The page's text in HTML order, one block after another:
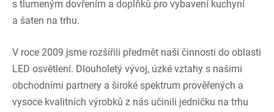
s tlumeným dovřením a doplňků pro vybavení kuchyní
a šaten na trhu.
V roce 2009 jsme rozšířili předmět naši činnosti do oblasti
LED osvětlení. Dlouholetý vývoj, úzké vztahy s našimi
obchodními partnery a široké spektrum prověřených a
vysoce kvalitních výrobků z nás učinili jedničku na trhu